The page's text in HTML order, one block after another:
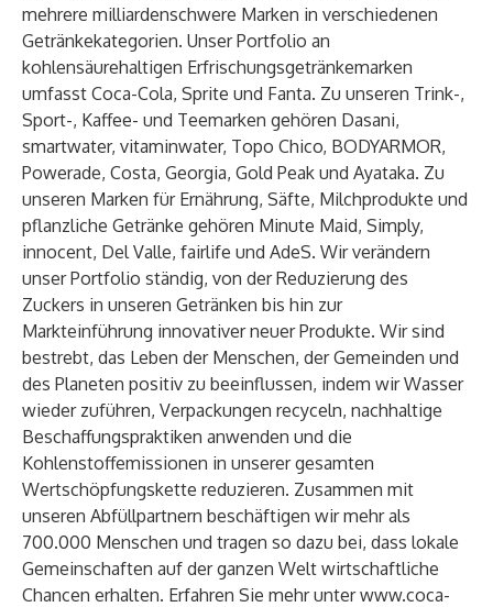
mehrere milliardenschwere Marken in verschiedenen
Getränkekategorien. Unser Portfolio an
kohlensäurehaltigen Erfrischungsgetränkemarken
umfasst Coca-Cola, Sprite und Fanta. Zu unseren Trink-,
Sport-, Kaffee- und Teemarken gehören Dasani,
smartwater, vitaminwater, Topo Chico, BODYARMOR,
Powerade, Costa, Georgia, Gold Peak und Ayataka. Zu
unseren Marken für Ernährung, Säfte, Milchprodukte und
pflanzliche Getränke gehören Minute Maid, Simply,
innocent, Del Valle, fairlife und AdeS. Wir verändern
unser Portfolio ständig, von der Reduzierung des
Zuckers in unseren Getränken bis hin zur
Markteinführung innovativer neuer Produkte. Wir sind
bestrebt, das Leben der Menschen, der Gemeinden und
des Planeten positiv zu beeinflussen, indem wir Wasser
wieder zuführen, Verpackungen recyceln, nachhaltige
Beschaffungspraktiken anwenden und die
Kohlenstoffemissionen in unserer gesamten
Wertschöpfungskette reduzieren. Zusammen mit
unseren Abfüllpartnern beschäftigen wir mehr als
700.000 Menschen und tragen so dazu bei, dass lokale
Gemeinschaften auf der ganzen Welt wirtschaftliche
Chancen erhalten. Erfahren Sie mehr unterwww.coca-